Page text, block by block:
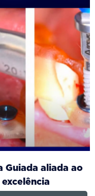
Guiada aliada ao